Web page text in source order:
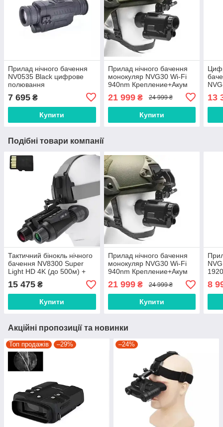
Прилад нічного бачення
NV0535 Black цифрове
полювання
7 695 ₴
Купити
Прилад нічного бачення
монокуляр NVG30 Wi-Fi
940nm Крепление+Акум
21 999₴ 24 999 ₴
Купити
13
Подібні товари компанії
Тактичний бінокль нічного
бачення NV8300 Super
Light HD 4K (до 500м) +
картка пам'яті 64Гб
15 475 ₴
Купити
Прилад нічного бачення
монокуляр NVG30 Wi-Fi
940nm Крепление+Акум
21 999₴ 24 999 ₴
Купити
8
Акційні пропозиції та новинки
Топ продажів –29% –24%